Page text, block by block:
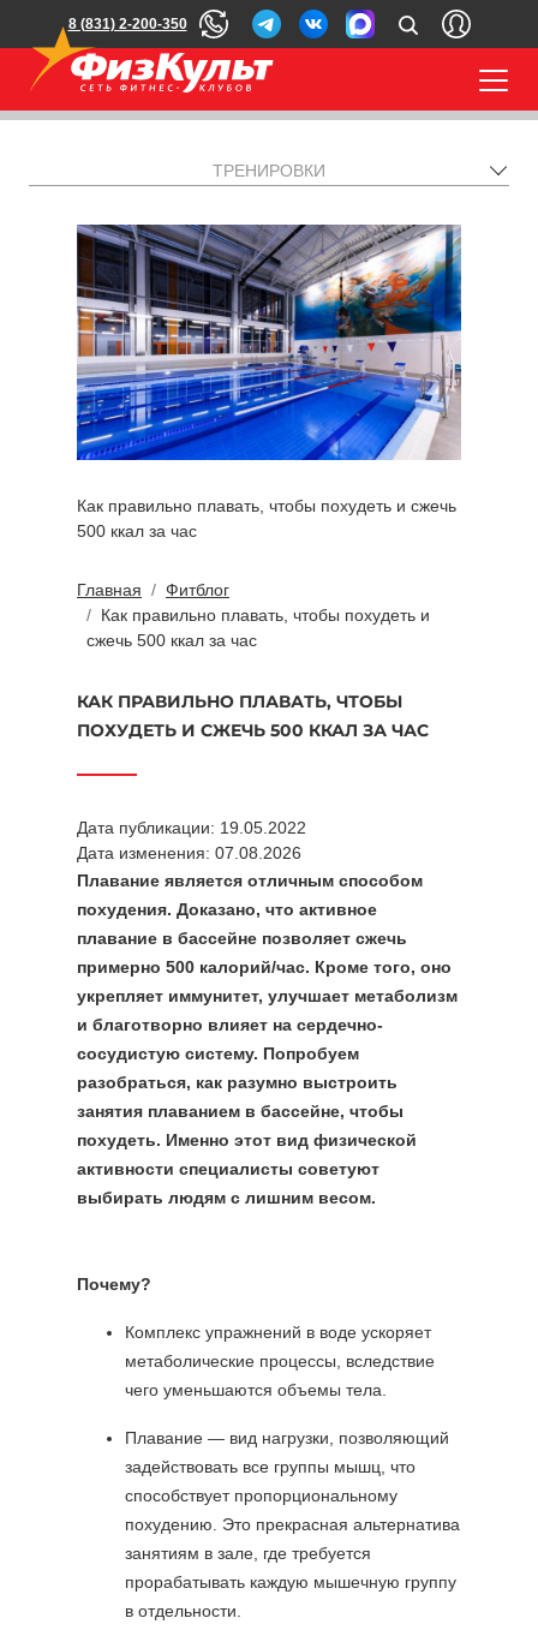
8 (831) 2-200-350
ТРЕНИРОВКИ
Как правильно плавать, чтобы похудеть и сжечь
500 ккал за час
Главная
Фитблог
Как правильно плавать, чтобы похудеть и
сжечь 500 ккал за час
КАК ПРАВИЛЬНО ПЛАВАТЬ, ЧТОБЫ
ПОХУДЕТЬ И СЖЕЧЬ 500 ККАЛ ЗА ЧАС
Дата публикации: 19.05.2022
Дата изменения: 07.08.2026
Плавание является отличным способом
похудения. Доказано, что активное
плавание в бассейне позволяет сжечь
примерно 500 калорий/час. Кроме того, оно
укрепляет иммунитет, улучшает метаболизм
и благотворно влияет на сердечно-
сосудистую систему. Попробуем
разобраться, как разумно выстроить
занятия плаванием в бассейне, чтобы
похудеть. Именно этот вид физической
активности специалисты советуют
выбирать людям с лишним весом.
Почему?
Комплекс упражнений в воде ускоряет
метаболические процессы, вследствие
чего уменьшаются объемы тела.
Плавание — вид нагрузки, позволяющий
задействовать все группы мышц, что
способствует пропорциональному
похудению. Это прекрасная альтернатива
занятиям в зале, где требуется
прорабатывать каждую мышечную группу
в отдельности.